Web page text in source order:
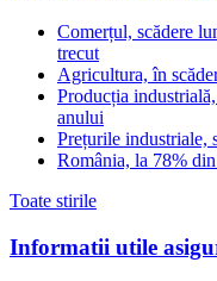
Comerțul, scădere
trecut
Agricultura, în
Producția
anului
Prețurile industriale,
România, la 78%
Toate stirile
Informatii utile